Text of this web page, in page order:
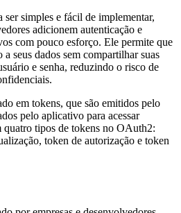
simples e fácil de implementar,
adicionem autenticação e
com pouco esforço. Ele permite que
a seus dados sem compartilhar suas
e senha, reduzindo o risco de
em tokens, que são emitidos pelo
pelo aplicativo para acessar
quatro tipos de tokens no OAuth2:
token de autorização e token